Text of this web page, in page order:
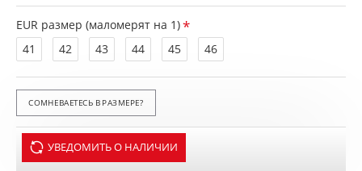
EUR размер (маломерят на 1)
41
42 43 44 45 46
УВЕДОМИТЬ О НАЛИЧИИ
СОМНЕВАЕТЕСЬ В РАЗМЕРЕ?